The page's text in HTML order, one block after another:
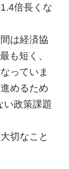
倍長くな
は経済協
も短く、
っていま
めるため
い政策課題
切なこと